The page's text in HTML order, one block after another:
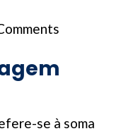
se à soma